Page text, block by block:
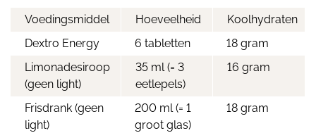
Voedingsmiddel Hoeveelheid
Koolhydraten
Dextro Energy
6 tabletten
18 gram
Limonadesiroop
(geen light)
35 ml (= 3
eetlepels)
16 gram
Frisdrank (geen
light)
200 ml (= 1
groot glas)
18 gram